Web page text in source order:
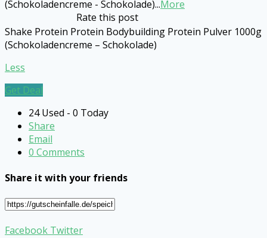
(Schokoladencreme - Schokolade)...More
Rate this post
Shake Protein Protein Bodybuilding Protein Pulver 1000g
(Schokoladencreme – Schokolade)
Less
Get Deal
24 Used - 0 Today
Share
Email
0 Comments
Share it with your friends
Facebook Twitter